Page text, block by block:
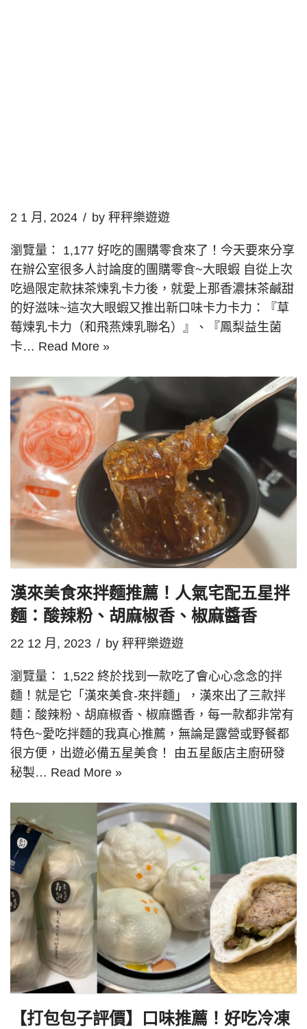
2 1 月, 2024 by 秤秤樂遊遊
瀏覽量： 1,177 好吃的團購零食來了！今天要來分享
在辦公室很多人討論度的團購零食~大眼蝦 自從上次
吃過限定款抹茶煉乳卡力後，就愛上那香濃抹茶鹹甜
的好滋味~這次大眼蝦又推出新口味卡力卡力：『草
莓煉乳卡力（和飛燕煉乳聯名）』、『鳳梨益生菌
卡… Read More »
漢來美食來拌麵推薦！人氣宅配五星拌
麵：酸辣粉、胡麻椒香、椒麻醬香
22 12 月, 2023 by 秤秤樂遊遊
瀏覽量： 1,522 終於找到一款吃了會心心念念的拌
麵！就是它「漢來美食-來拌麵」，漢來出了三款拌
麵：酸辣粉、胡麻椒香、椒麻醬香，每一款都非常有
特色~愛吃拌麵的我真心推薦，無論是露營或野餐都
很方便，出遊必備五星美食！ 由五星飯店主廚研發
秘製… Read More »
【打包包子評價】口味推薦！好吃冷凍